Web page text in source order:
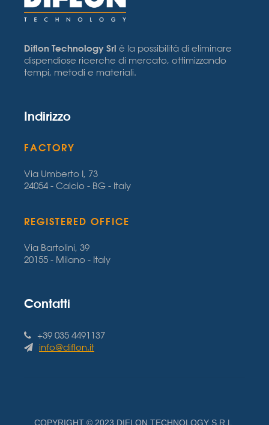
Diflon Technology Srl è la possibilità di eliminare
dispendiose ricerche di mercato, ottimizzando
tempi, metodi e materiali.
Indirizzo
FACTORY
Via Umberto I, 73
24054 - Calcio - BG - Italy
REGISTERED OFFICE
Via Bartolini, 39
20155 - Milano - Italy
Contatti
+39 035 4491137
info@diflon.it
COPYRIGHT © 2023 DIFLON TECHNOLOGY S.R.L.